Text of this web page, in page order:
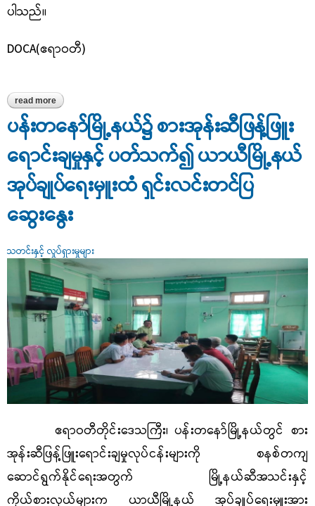
ပါသည်။
DOCA(ဧရာဝတီ)
read more about ပန်းတနော်မြို့နယ်၌ ကုန်အညွှန်းအမှတ်အသားနှင့် စားအုန်းဆီ
ဖြန့်ဖြူးမှုဆိုင်ရာ အသိပညာပေးဟောပြောဆွေးနွေး
ပန်းတနော်မြို့နယ်၌ စားအုန်းဆီဖြန့်ဖြူး
ရောင်းချမှုနှင့် ပတ်သက်၍ ယာယီမြို့နယ်
အုပ်ချုပ်ရေးမှူးထံ ရှင်းလင်းတင်ပြ
ဆွေးနွေး
သတင်းနှင့် လှုပ်ရှားမှုများ
ဧရာဝတီတိုင်းဒေသကြီး၊ ပန်းတနော်မြို့နယ်တွင် စား
အုန်းဆီဖြန့်ဖြူးရောင်းချမှုလုပ်ငန်းများကို စနစ်တကျ
ဆောင်ရွက်နိုင်ရေးအတွက် မြို့နယ်ဆီအသင်းနှင့်
ကိုယ်စားလှယ်များက ယာယီမြို့နယ် အုပ်ချုပ်ရေးမှူးအား